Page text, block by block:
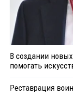
В создании
помогать
Реставрация